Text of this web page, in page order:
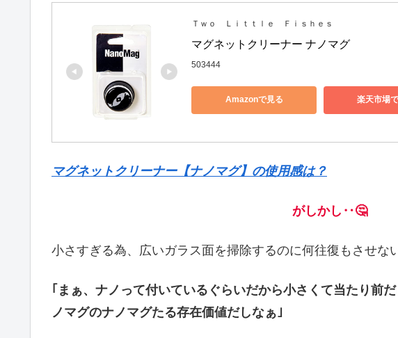
Ｔｗｏ Ｌｉｔｔｌｅ Ｆｉｓｈｅｓ
マグネットクリーナー ナノマグ
503444
Amazonで見る 楽天市場
マグネットクリーナー【ナノマグ】の使用感は？
がしかし‥🤔
小さすぎる為、広いガラス面を掃除するのに何往復もさせな
｢まぁ、ナノって付いているぐらいだから小さくて当たり前
ノマグのナノマグたる存在価値だしなぁ｣